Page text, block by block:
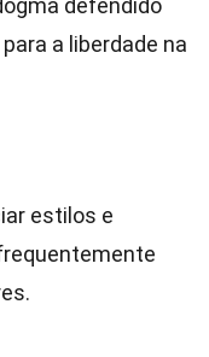
defendido
a liberdade na
estilos e